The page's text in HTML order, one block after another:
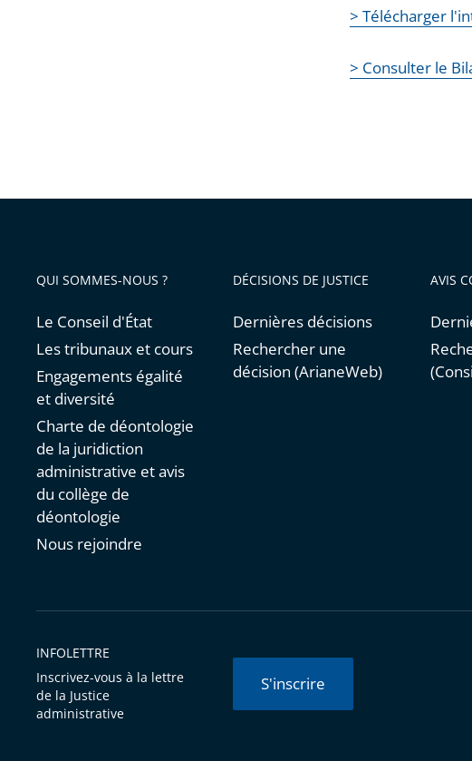
> Télécharger
> Consulter le
QUI SOMMES-NOUS ?
Le Conseil d'État
Les tribunaux et cours
Engagements égalité
et diversité
Charte de déontologie
de la juridiction
administrative et avis
du collège de
déontologie
Nous rejoindre
DÉCISIONS DE JUSTICE
Dernières décisions
Rechercher une
décision (ArianeWeb)
AVIS
INFOLETTRE
Inscrivez-vous à la lettre
de la Justice
administrative
S'inscrire